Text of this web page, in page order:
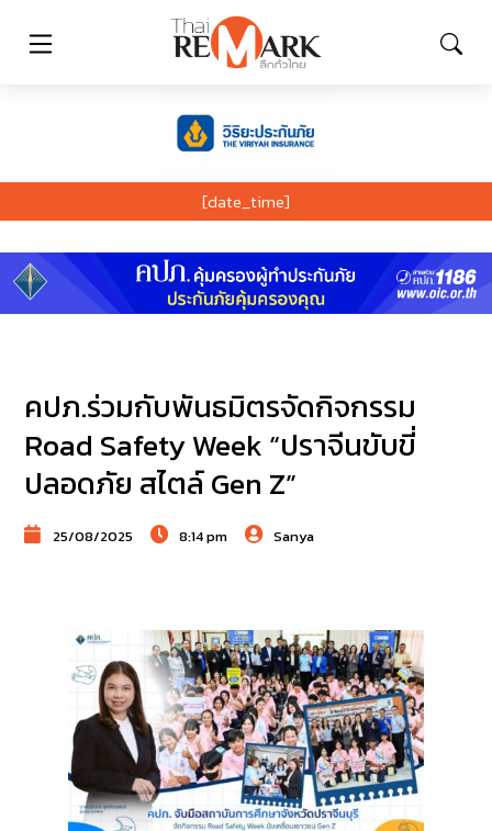
[date_time]
คปภ.ร่วมกับพันธมิตรจัดกิจกรรม
Road Safety Week “ปราจีนขับขี่
ปลอดภัย สไตล์ Gen Z”
25/08/2025 8:14 pm Sanya